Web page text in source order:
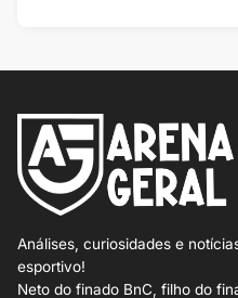
Análises, curiosidades e
esportivo!
Neto do finado BnC, filho do